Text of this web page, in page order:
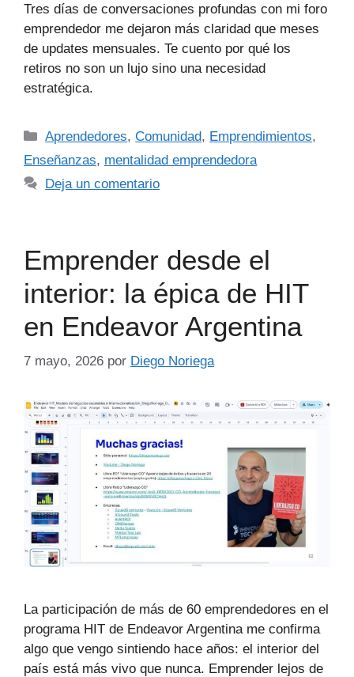
Tres días de conversaciones profundas con mi foro
emprendedor me dejaron más claridad que meses
de updates mensuales. Te cuento por qué los
retiros no son un lujo sino una necesidad
estratégica.
Aprendedores,Comunidad, Emprendimientos,
Enseñanzas, mentalidad emprendedora
Deja un comentario
Emprender desde el
interior: la épica de HIT
en Endeavor Argentina
7 mayo, 2026 por Diego Noriega
La participación de más de 60 emprendedores en el
programa HIT de Endeavor Argentina me confirma
algo que vengo sintiendo hace años: el interior del
país está más vivo que nunca. Emprender lejos de